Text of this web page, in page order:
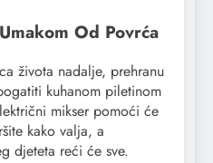
Od Povrća
života nadalje, prehranu
kuhanom piletinom
mikser pomoći će
kako valja, a
djeteta reći će sve.